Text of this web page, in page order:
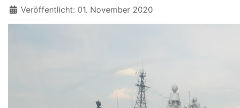
Details
Veröffentlicht: 01. November 2020